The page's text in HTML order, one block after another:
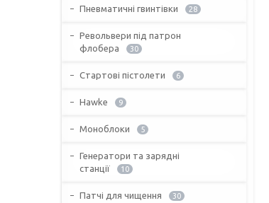
Пневматичні гвинтівки 28
Револьвери під патрон
флобера
30
Стартові пістолети 6
Hawke 9
Моноблоки 5
Генератори та зарядні
станції
10
Патчі для чищення 30